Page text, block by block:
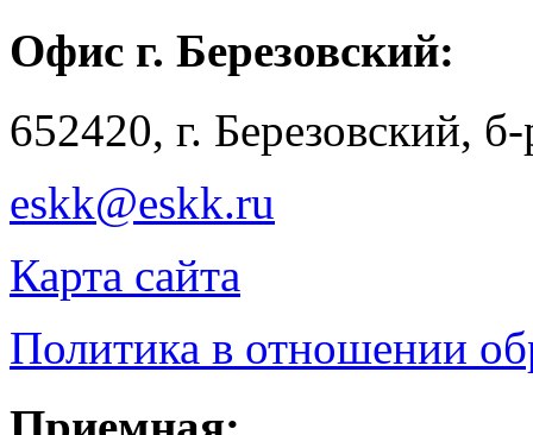
Офис г. Березовский:
652420, г. Березовский,
eskk@eskk.ru
Карта сайта
Политика в отношении